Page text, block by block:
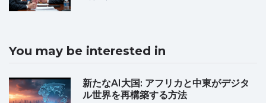
You may be interested in
新たなAI大国: アフリカと中東がデジタ
ル世界を再構築する方法